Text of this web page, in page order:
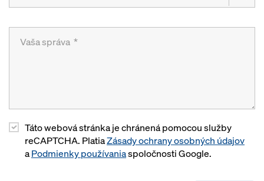
Táto webová stránka je chránená pomocou služby
reCAPTCHA. PlatiaZásady ochrany osobných údajov
aPodmienky používaniaspoločnosti Google.